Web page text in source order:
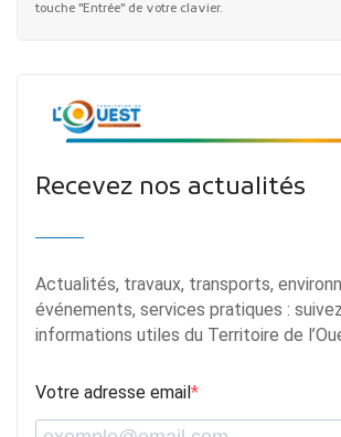
touche "Entrée" de votre clavier.
Recevez nos actualités
Actualités, travaux, transports,
événements, services pratiques :
informations utiles du Territoire de
Votre adresse email